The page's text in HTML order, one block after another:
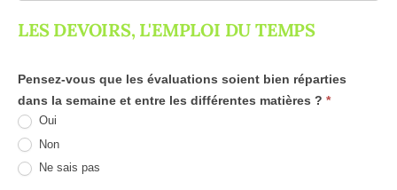
LES DEVOIRS, L'EMPLOI DU TEMPS
Pensez-vous que les évaluations soient bien réparties
dans la semaine et entre les différentes matières ? *
Oui
Non
Ne sais pas